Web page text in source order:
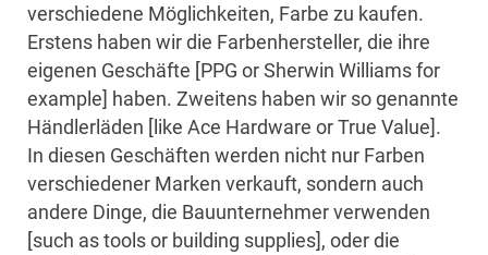
verschiedene Möglichkeiten, Farbe zu kaufen.
Erstens haben wir die Farbenhersteller, die ihre
eigenen Geschäfte [PPG or Sherwin Williams for
example] haben. Zweitens haben wir so genannte
Händlerläden [like Ace Hardware or True Value].
In diesen Geschäften werden nicht nur Farben
verschiedener Marken verkauft, sondern auch
andere Dinge, die Bauunternehmer verwenden
[such as tools or building supplies], oder die